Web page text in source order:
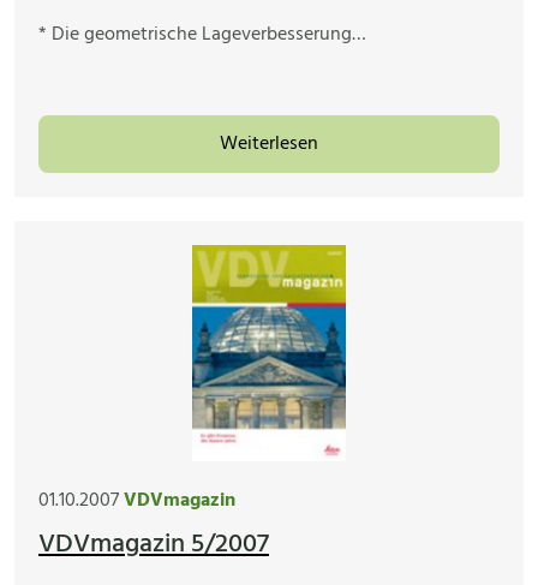
* Die geometrische Lageverbesserung…
Weiterlesen
01.10.2007VDVmagazin
VDVmagazin 5/2007